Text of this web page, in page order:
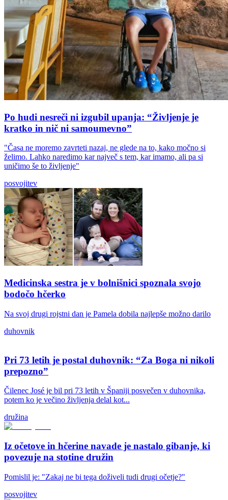
Po hudi nesreči ni izgubil upanja: “Življenje je
kratko in nič ni samoumevno”
"Časa ne moremo zavrteti nazaj, ne glede na to, kako močno si
želimo. Lahko naredimo kar največ s tem, kar imamo, ali pa si
uničimo še to življenje"
posvojitev
Medicinska sestra je v bolnišnici spoznala svojo
bodočo hčerko
Na svoj drugi rojstni dan je Pamela dobila najlepše možno darilo
duhovnik
Pri 73 letih je postal duhovnik: “Za Boga ni nikoli
prepozno”
Čilenec José je bil pri 73 letih v Španiji posvečen v duhovnika,
potem ko je večino življenja delal kot...
družina
Iz očetove in hčerine navade je nastalo gibanje, ki
povezuje na stotine družin
Pomislil je: "Zakaj ne bi tega doživeli tudi drugi očetje?"
posvojitev